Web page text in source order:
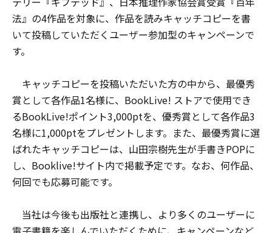
法』の4作品を対象に、作品を読みキャッチコピーを書
いて投稿していただくユーザー参加型のキャンペーンで
す。
キャッチコピーを投稿いただいた方の中から、最優秀
賞として各作品1名様に、BookLive! ストアで使用でき
るBookLive!ポイント3,000ptを、優秀賞として各作品3
名様に1,000ptをプレゼントします。また、最優秀賞に選
ばれたキャッチコピーは、山田宗樹先生が手書きPOPに
し、Booklive!サイト内で掲載予定です。なお、何作品、
何回でも応募可能です。
当社は今後も出版社と連携し、より多くのユーザーに